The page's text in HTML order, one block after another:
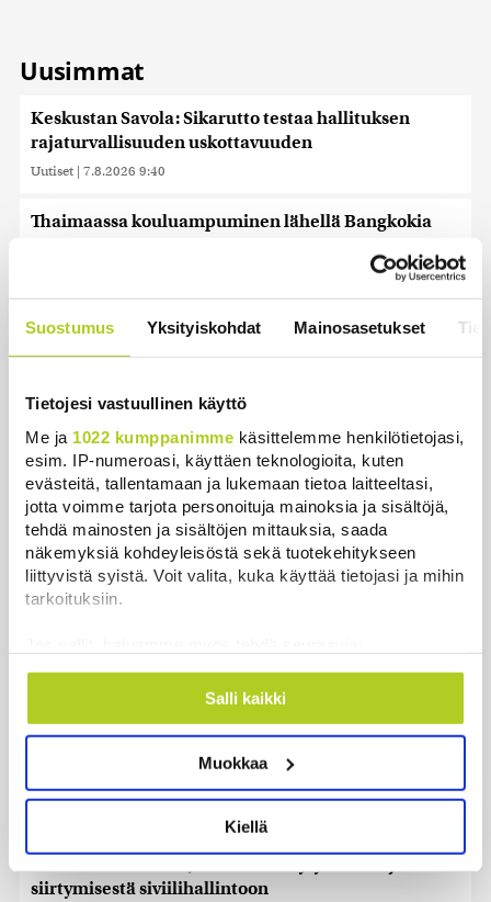
Suostumus Yksityiskohdat Mainosasetukset
Tietojesi vastuullinen käyttö
Me ja 1022 kumppanimme käsittelemme henkilötietojasi,
esim. IP-numeroasi, käyttäen teknologioita, kuten
evästeitä, tallentamaan ja lukemaan tietoa laitteeltasi,
jotta voimme tarjota personoituja mainoksia ja sisältöjä,
tehdä mainosten ja sisältöjen mittauksia, saada
näkemyksiä kohdeyleisöstä sekä tuotekehitykseen
liittyvistä syistä. Voit valita, kuka käyttää tietojasi ja mihin
tarkoituksiin.
Kerätä tietoja maantieteellisestä sijainnistasi,
mahdollisesti muutaman metrin tarkkuudella
ominaispiirteitä aktiivisesti (sormenjäljen
Lue lisää siitä, miten henkilötietojasi käsitellään ja miten
suostumustasi tai peruuttaa sen milloin vain
evästeilmoituksessa.
Salli kaikki
Muokkaa
Kiellä
Uusimmat
Keskustan Savola: Sikarutto testaa hallituksen
rajaturvallisuuden uskottavuuden
Uutiset | 7.8.2026 9:40
Thaimaassa kouluampuminen lähellä Bangkokia
Meta määrättiin maksamaan lapsille aiheutuneiden
somehaittojen vuoksi puoli miljardia dollaria
Uutiset | 7.8.2026 6:52
Venezuelassa neuvottelut siirtymävaiheesta
alkoivat opposition ja väliaikaishallinnon välillä
Uutiset | 7.8.2026 6:12
Toistakymmentä siviiliä haavoittui huthien iskussa
Saudi-Arabiaan
Uutiset | 7.8.2026 5:48
Uutistoimistot: Saudi-Arabia, Turkki ja Pakistan
puolustussopimuksen
Tänään on tuulista ja sateista, viikonloppuna
Uutiset | 7.8.2026 3:01
siirtymisestä siviilihallintoon